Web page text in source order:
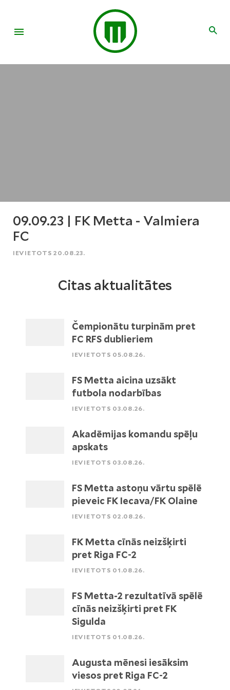
09.09.23 | FK Metta - Valmiera
FC
IEVIETOTS 20.08.23.
Citas aktualitātes
Čempionātu turpinām pret
FC RFS dublieriem
IEVIETOTS 05.08.26.
FS Metta aicina uzsākt
futbola nodarbības
IEVIETOTS 03.08.26.
Akadēmijas komandu spēļu
apskats
IEVIETOTS 03.08.26.
FS Metta astoņu vārtu spēlē
pieveic FK Iecava/FK Olaine
IEVIETOTS 02.08.26.
FK Metta cīnās neizšķirti
pret Riga FC-2
IEVIETOTS 01.08.26.
FS Metta-2 rezultatīvā spēlē
cīnās neizšķirti pret FK
Sigulda
IEVIETOTS 01.08.26.
Augusta mēnesi iesāksim
viesos pret Riga FC-2